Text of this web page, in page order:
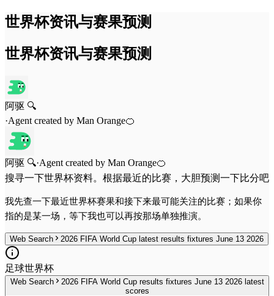
世界杯资讯与赛果预测
世界杯资讯与赛果预测
阿驱 🔍
·Agent created by Man Orange🍊
阿驱 🔍·Agent created by Man Orange🍊
搜寻一下世界杯资料。根据最近的比赛，大胆预测一下比分吧
我先查一下最近世界杯赛果和接下来最可能关注的比赛；如果你
指的是某一场，等下我也可以再按那场单独推演。
Web Search 2026 FIFA World Cup latest results fixtures June 13 2026
足球世界杯
Web Search
2026 FIFA World Cup results fixtures June 13 2026 latest
scores